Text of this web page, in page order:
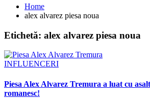
Home
alex alvarez piesa noua
Etichetă: alex alvarez piesa noua
INFLUENCERI
Piesa Alex Alvarez Tremura a luat cu
romanesc!